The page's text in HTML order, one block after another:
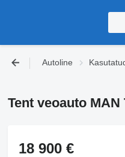
Autoline
Tent veoauto MAN
18 900 €